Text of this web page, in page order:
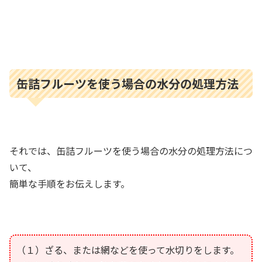
缶詰フルーツを使う場合の水分の処理方法
それでは、缶詰フルーツを使う場合の水分の処理方法につ
いて、
簡単な手順をお伝えします。
（１）ざる、または網などを使って水切りをします。